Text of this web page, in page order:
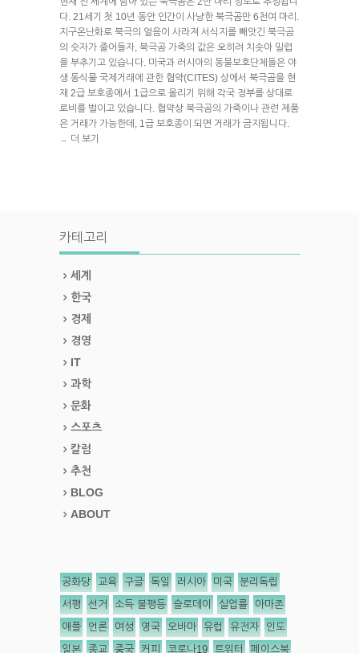
다. 21세기 첫 10년 동안 인간이 사냥한 북극곰만 6천여 마리.
지구온난화로 북극의 얼음이 사라져 서식지를 빼앗긴 북극곰
의 숫자가 줄어들자, 북극곰 가죽의 값은 오히려 치솟아 밀렵
을 부추기고 있습니다. 미국과 러시아의 동물보호단체들은 야
생 동식물 국제거래에 관한 협약(CITES) 상에서 북극곰을 현
재 2급 보호종에서 1급으로 올리기 위해 각국 정부를 상대로
로비를 벌이고 있습니다. 협약상 북극곰의 가죽이나 관련 제품
은 거래가 가능한데, 1급 보호종이 되면 거래가 금지됩니다.
→ 더 보기
카테고리
세계
한국
경제
경영
IT
과학
문화
스포츠
칼럼
추천
BLOG
ABOUT
공화당 교육 구글 독일 러시아 미국 분리독립
서평 선거 소득 불평등 슬로데이 실업률 아마존
애플 언론 여성 영국 오바마 유럽 유전자 인도
일본 종교 중국 커피 코로나19 트위터 페이스북